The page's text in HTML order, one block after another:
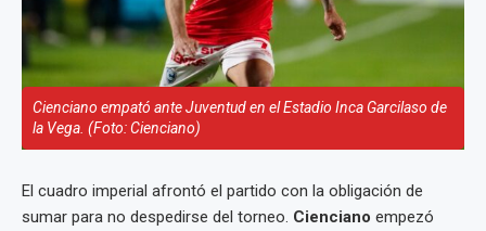
Cienciano empató ante Juventud en el Estadio Inca Garcilaso de
la Vega. (Foto: Cienciano)
El cuadro imperial afrontó el partido con la obligación de
sumar para no despedirse del torneo. Cienciano empezó